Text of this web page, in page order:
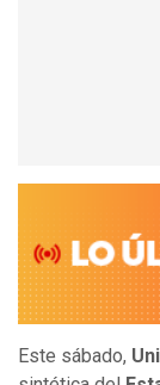
Este sábado,